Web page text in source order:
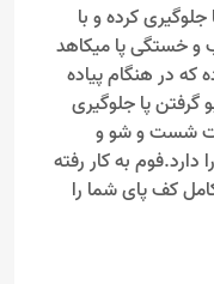
جلوگیری کرده و با
و خستگی پا میکاهد
در هنگام پیاده
پا جلوگیری
شست و شو و
به کار رفته
کف پای شما را